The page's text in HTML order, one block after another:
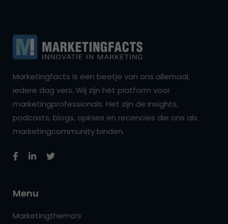
Marketingfacts is een beetje van ons allemaal,
iedere dag vers. Wij zijn hét platform voor
marketingprofessionals. Het zijn de insights,
podcasts, blogs, opinies en recencies die ons als
marketingcommunity binden.
Menu
Marketingthema’s